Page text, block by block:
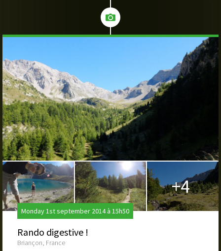
+4
Monday 1st september 2014 à 15h50
Rando digestive !
Briançon, France